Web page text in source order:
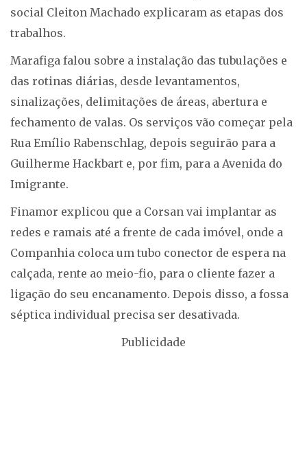
social Cleiton Machado explicaram as etapas dos
trabalhos.
Marafiga falou sobre a instalação das tubulações e
das rotinas diárias, desde levantamentos,
sinalizações, delimitações de áreas, abertura e
fechamento de valas. Os serviços vão começar pela
Rua Emílio Rabenschlag, depois seguirão para a
Guilherme Hackbart e, por fim, para a Avenida do
Imigrante.
Finamor explicou que a Corsan vai implantar as
redes e ramais até a frente de cada imóvel, onde a
Companhia coloca um tubo conector de espera na
calçada, rente ao meio-fio, para o cliente fazer a
ligação do seu encanamento. Depois disso, a fossa
séptica individual precisa ser desativada.
Publicidade